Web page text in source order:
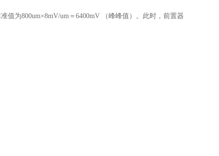
为800um×8mV/um＝6400mV （峰峰值）。此时，前置器